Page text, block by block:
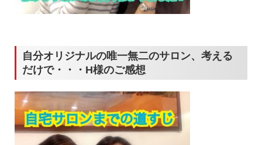
自分オリジナルの唯一無二のサロン、考える
だけで・・・H様のご感想